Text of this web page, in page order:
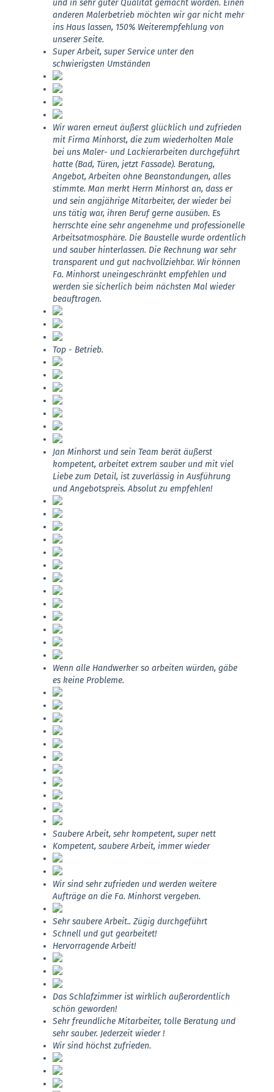
und in sehr guter Qualität gemacht worden. Einen
anderen Malerbetrieb möchten wir gar nicht mehr
ins Haus lassen, 150% Weiterempfehlung von
unserer Seite.
Super Arbeit, super Service unter den
schwierigsten Umständen
Wir waren erneut äußerst glücklich und zufrieden
mit Firma Minhorst, die zum wiederholten Male
bei uns Maler- und Lackierarbeiten durchgeführt
hatte (Bad, Türen, jetzt Fassade). Beratung,
Angebot, Arbeiten ohne Beanstandungen, alles
stimmte. Man merkt Herrn Minhorst an, dass er
und sein angjährige Mitarbeiter, der wieder bei
uns tätig war, ihren Beruf gerne ausüben. Es
herrschte eine sehr angenehme und professionelle
Arbeitsatmosphäre. Die Baustelle wurde ordentlich
und sauber hinterlassen. Die Rechnung war sehr
transparent und gut nachvollziehbar. Wir können
Fa. Minhorst uneingeschränkt empfehlen und
werden sie sicherlich beim nächsten Mal wieder
beauftragen.
Top - Betrieb.
Jan Minhorst und sein Team berät äußerst
kompetent, arbeitet extrem sauber und mit viel
Liebe zum Detail, ist zuverlässig in Ausführung
und Angebotspreis. Absolut zu empfehlen!
Wenn alle Handwerker so arbeiten würden, gäbe
es keine Probleme.
Saubere Arbeit, sehr kompetent, super nett
Kompetent, saubere Arbeit, immer wieder
Wir sind sehr zufrieden und werden weitere
Aufträge an die Fa. Minhorst vergeben.
Sehr saubere Arbeit.. Zügig durchgeführt
Schnell und gut gearbeitet!
Hervorragende Arbeit!
Das Schlafzimmer ist wirklich außerordentlich
schön geworden!
Sehr freundliche Mitarbeiter, tolle Beratung und
sehr sauber. Jederzeit wieder !
Wir sind höchst zufrieden.